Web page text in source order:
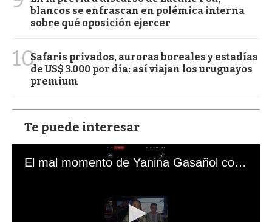
blancos se enfrascan en polémica interna
sobre qué oposición ejercer
10Safaris privados, auroras boreales y estadías
de US$ 3.000 por día: así viajan los uruguayos
premium
Te puede interesar
El mal momento de Yanina Gasañol con un hincha argentino en "Subrayado"